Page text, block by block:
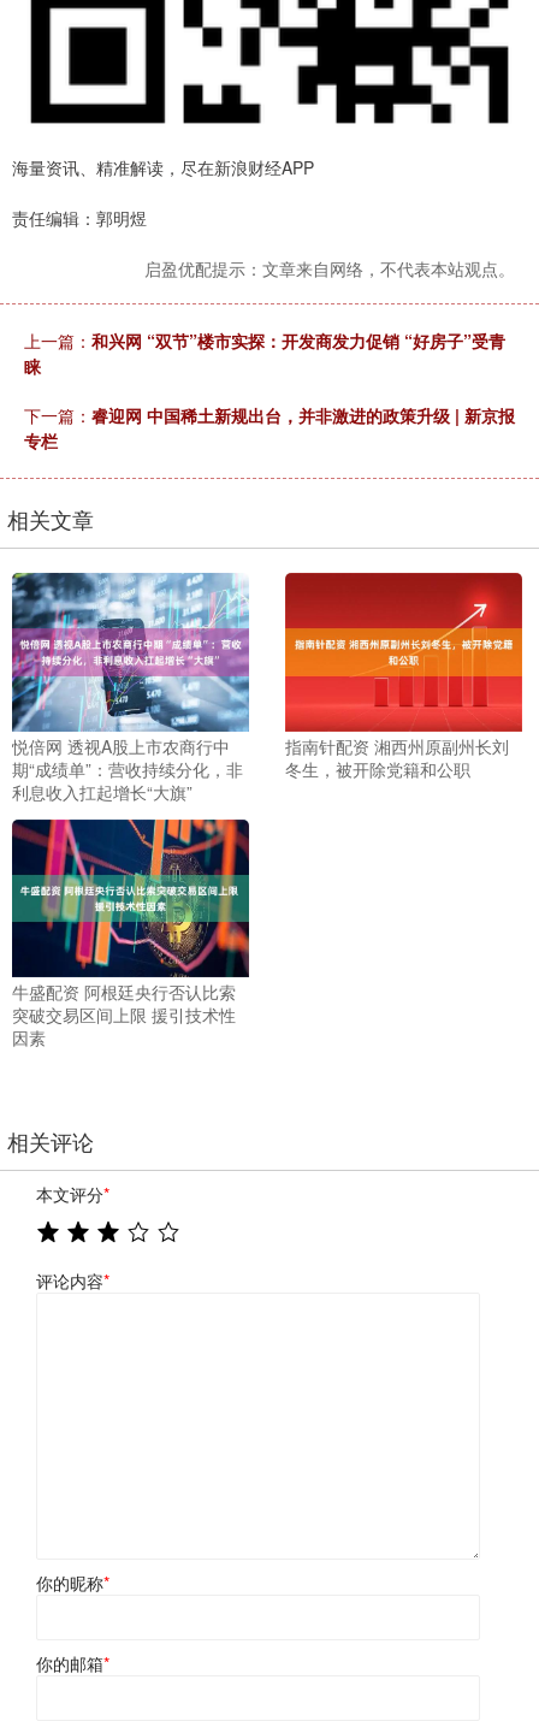
海量资讯、精准解读，尽在新浪财经APP
责任编辑：郭明煜
启盈优配提示：文章来自网络，不代表本站观点。
上一篇： 和兴网 “双节”楼市实探：开发商发力促销 “好房子”受青
睐
下一篇： 睿迎网 中国稀土新规出台，并非激进的政策升级 | 新京报
专栏
相关文章
悦倍网 透视A股上市农商行中
期“成绩单”：营收持续分化，非
利息收入扛起增长“大旗”
指南针配资 湘西州原副州长刘
冬生，被开除党籍和公职
牛盛配资 阿根廷央行否认比索
突破交易区间上限 援引技术性
因素
相关评论
本文评分*
评论内容*
你的昵称*
你的邮箱*